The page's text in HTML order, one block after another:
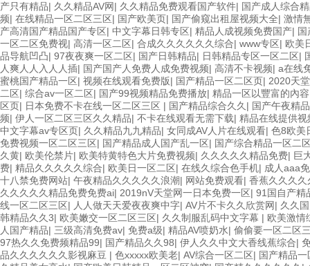
产只有精品| 久久精品AV网| 久久精品免费观看国产软件| 国产成人综合
频| 在线精品一区二区三区| 国产欧美页| 国产偷窥出租屋视频大全| 激情
产高清国产精品国产专区| 中文字幕日韩专区| 精品人成视频免费国产|
一区二区免费视| 高清一区二区| 合成久久久久久久综合| www专区| 欧美
品导航凹凸| 97夜夜爽一区二区| 国产日韩精品| 日韩精品专区一区二区|
人爽人人入人人插| 国产国产人免费人成免费视频| 高清不卡视频| a在线
蜜桃国产精品一区| 视频在线观看免费版| 国产精品一区二区页| 2020天
二区| 综合av一区二区| 国产99视频精品免费播放| 精品一区以豐富的內容
区页| 日本免费不卡在线一区二区三区 | 国产精品综合久久 | 国产午夜精
频| 伊人一区二区三区久久精品| 不卡在线观看无需下载| 精品在线提供视
中文字幕av专区页| 久久精品九九精品| 女同成AV人片在线观看| 色8欧美
免费视频一区二区三区| 国产精品成人国产乱一区| 国产综合精品一区二
久黄| 欧美伦禁片| 欧美特黄特色大片免费视频| 久久久久久精品免费| 巨
费| 精品久久久久久综合| 欧美日一区二区| 在线久综合色手机| 成人aaa
十八禁免费网站| 午夜精品久久久久久浪潮| 网站免费观看| 香蕉久久久久
久久久久久精品免费免费ai| 2019nV天堂网一日本免费一区| 91国自产精
线一区二区三区| 人人做天天爱夜夜爽中字| AV片不卡久久欣赏网| 久久
韩精品久久3| 欧美嫩交一区二区三区| 久久制服乱码中文字幕 | 欧美激情
人国产精品| 三级高清免费av| 免费a级| 精品AV喷奶水| 偷偷要一区二区
97热久久免费频精品99| 国产精品久久98| 伊人久久中文大香线蕉综合|
品久久久久久久影视麻豆 | 色xxxxx欧美老| AV综合一区二区| 国产精品一